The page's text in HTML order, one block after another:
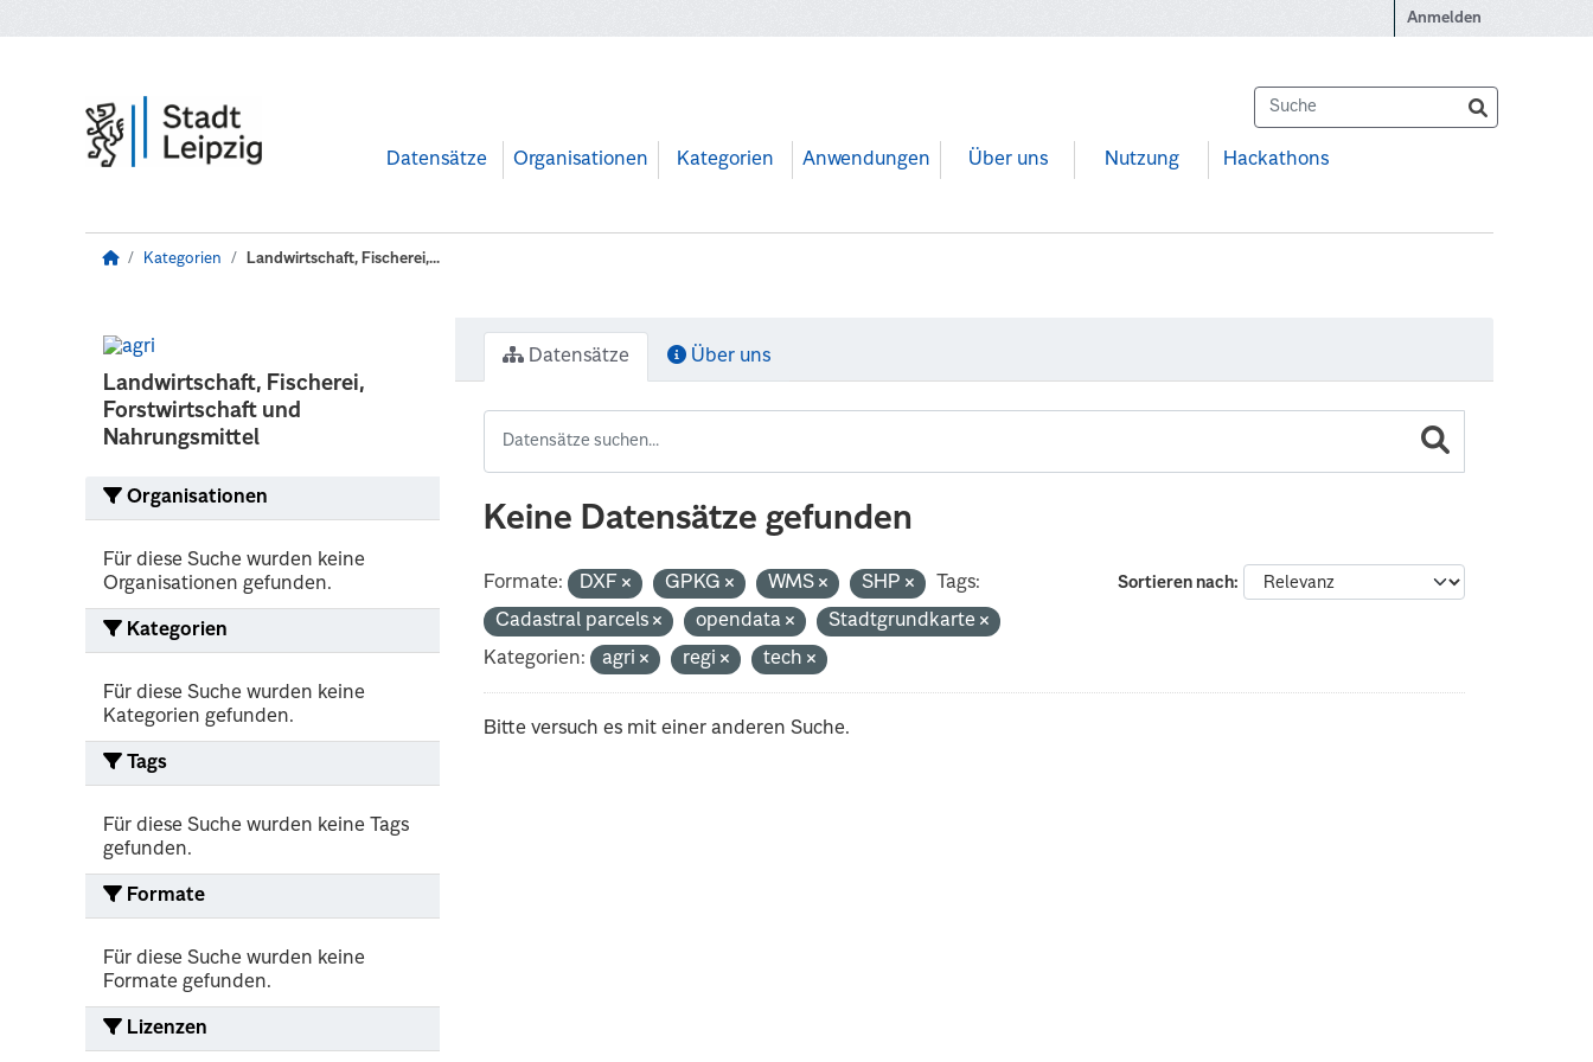
Anmelden
Datensätze Organisationen Kategorien Anwendungen Über uns Nutzung Hackathons
Kategorien Landwirtschaft, Fischerei,...
Landwirtschaft, Fischerei,
Forstwirtschaft und
Nahrungsmittel
Organisationen
Für diese Suche wurden keine
Organisationen gefunden.
Kategorien
Für diese Suche wurden keine
Kategorien gefunden.
Tags
Für diese Suche wurden keine Tags
gefunden.
Formate
Für diese Suche wurden keine
Formate gefunden.
Lizenzen
Datensätze Über uns
Keine Datensätze gefunden
Sortieren nach
Formate: DXF GPKG WMS SHP
Tags:
Cadastral parcels
opendata
Stadtgrundkarte
Kategorien:
agri regi tech
Bitte versuch es mit einer anderen Suche.